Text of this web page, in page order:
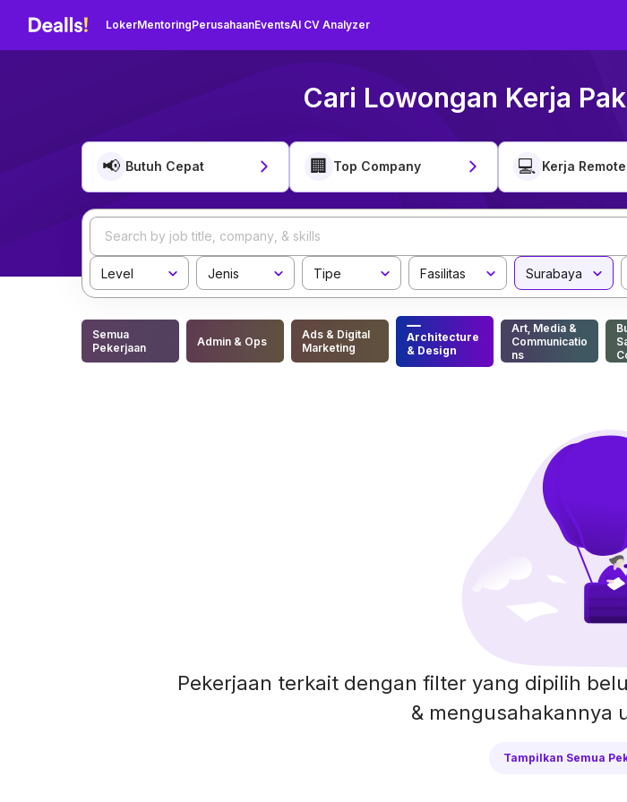
LokerMentoringPerusahaanEventsAI CV Analyzer
Cari Lowongan Kerja
📢 Butuh Cepat 🏢 Top Company 💻 Kerja Remote
Level Jenis Tipe Fasilitas Surabaya
Semua
Pekerjaan
Admin & Ops
Ads & Digital
Marketing
Architecture
& Design
Art, Media &
Communicatio
ns
Pekerjaan terkait dengan filter yang dipilih
& mengusahakannya
Tampilkan Semua